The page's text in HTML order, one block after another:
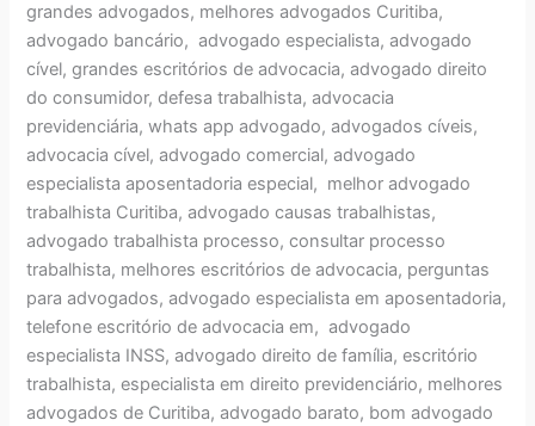
grandes advogados, melhores advogados Curitiba,
advogado bancário, advogado especialista, advogado
cível, grandes escritórios de advocacia, advogado direito
do consumidor, defesa trabalhista, advocacia
previdenciária, whats app advogado, advogados cíveis,
advocacia cível, advogado comercial, advogado
especialista aposentadoria especial, melhor advogado
trabalhista Curitiba, advogado causas trabalhistas,
advogado trabalhista processo, consultar processo
trabalhista, melhores escritórios de advocacia, perguntas
para advogados, advogado especialista em aposentadoria,
telefone escritório de advocacia em, advogado
especialista INSS, advogado direito de família, escritório
trabalhista, especialista em direito previdenciário, melhores
advogados de Curitiba, advogado barato, bom advogado